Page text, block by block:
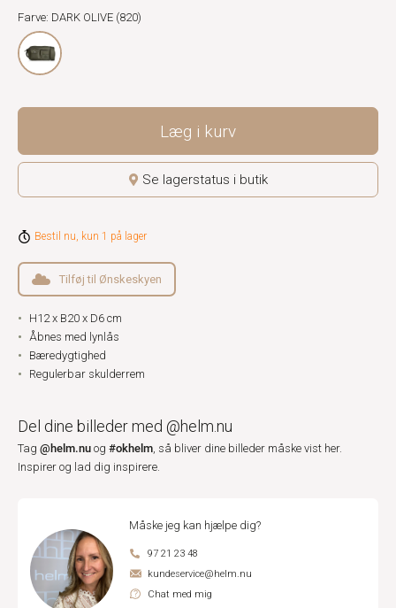
Farve: DARK OLIVE (820)
Læg i kurv
Se lagerstatus i butik
Bestil nu, kun 1 på lager
Tilføj til Ønskeskyen
H12 x B20 x D6 cm
Åbnes med lynlås
Bæredygtighed
Regulerbar skulderrem
Del dine billeder med @helm.nu
Tag @helm.nu og #okhelm, så bliver dine billeder måske vist her.
Inspirer og lad dig inspirere.
Måske jeg kan hjælpe dig?
97 21 23 48
kundeservice@helm.nu
Chat med mig